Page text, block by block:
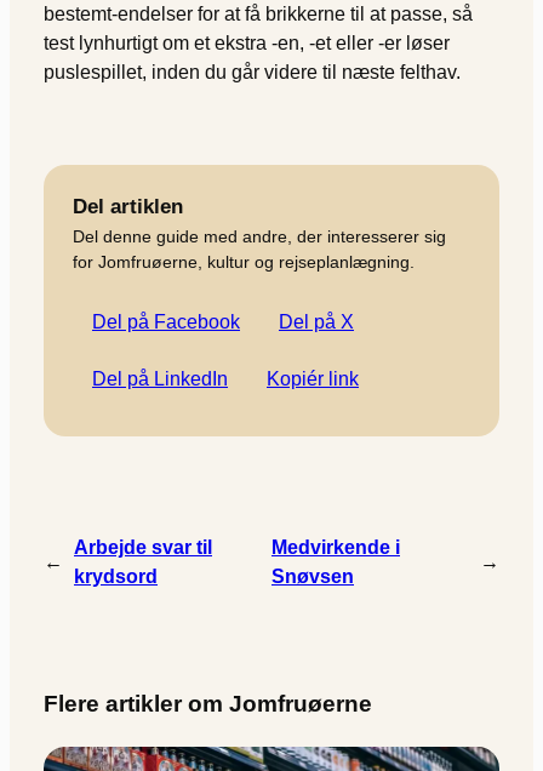
bestemt-endelser for at få brikkerne til at passe, så
test lynhurtigt om et ekstra ­-en, ­-et eller ­-er løser
puslespillet, inden du går videre til næste felthav.
Del artiklen
Del denne guide med andre, der interesserer sig
for Jomfruøerne, kultur og rejseplanlægning.
Del på Facebook Del på X
Del på LinkedIn Kopiér link
←
Arbejde svar til
krydsord
Medvirkende i
Snøvsen
→
Flere artikler om Jomfruøerne